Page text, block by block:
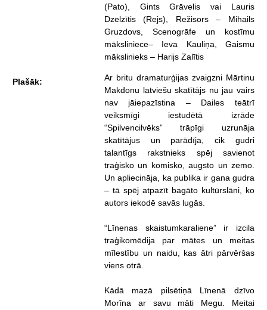
(Pato), Gints Grāvelis vai Lauris
Dzelzītis (Rejs), Režisors – Mihails
Gruzdovs, Scenogrāfe un kostīmu
māksliniece– Ieva Kauliņa, Gaismu
mākslinieks – Harijs Zalītis
Plašāk:
Ar britu dramaturģijas zvaigzni Mārtinu
Makdonu latviešu skatītājs nu jau vairs
nav jāiepazīstina – Dailes teātrī
veiksmīgi iestudētā izrāde
“Spilvencilvēks” trāpīgi uzrunāja
skatītājus un parādīja, cik gudri
talantīgs rakstnieks spēj savienot
traģisko un komisko, augsto un zemo.
Un apliecināja, ka publika ir gana gudra
– tā spēj atpazīt bagāto kultūrslāni, ko
autors iekodē savās lugās.
“Līnenas skaistumkaraliene” ir izcila
traģikomēdija par mātes un meitas
mīlestību un naidu, kas ātri pārvēršas
viens otrā.
Kādā mazā pilsētiņā Līnenā dzīvo
Morīna ar savu māti Megu. Meitai